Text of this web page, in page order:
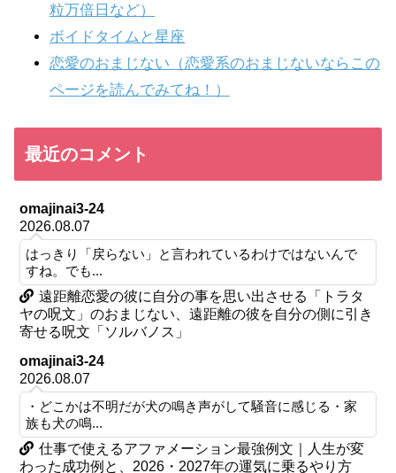
粒万倍日など）
ボイドタイムと星座
恋愛のおまじない（恋愛系のおまじないならこの
ページを読んでみてね！）
最近のコメント
omajinai3-24
2026.08.07
はっきり「戻らない」と言われているわけではないんで
すね。でも...
遠距離恋愛の彼に自分の事を思い出させる「トラタ
ヤの呪文」のおまじない、遠距離の彼を自分の側に引き
寄せる呪文「ソルバノス」
omajinai3-24
2026.08.07
・どこかは不明だが犬の鳴き声がして騒音に感じる・家
族も犬の鳴...
仕事で使えるアファメーション最強例文｜人生が変
わった成功例と、2026・2027年の運気に乗るやり方